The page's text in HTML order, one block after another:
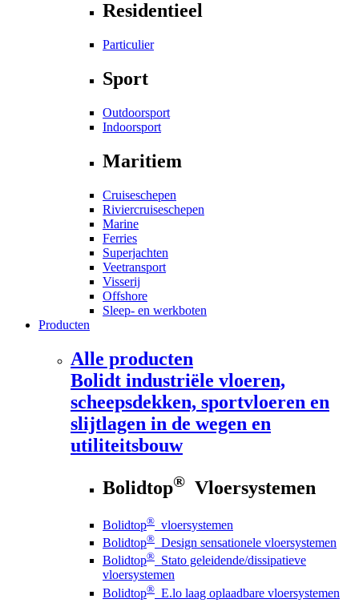
Residentieel
Particulier
Sport
Outdoorsport
Indoorsport
Maritiem
Cruiseschepen
Riviercruiseschepen
Marine
Ferries
Superjachten
Veetransport
Visserij
Offshore
Sleep- en werkboten
Producten
Alle producten
Bolidt industriële vloeren,
scheepsdekken, sportvloeren en
slijtlagen in de wegen en
utiliteitsbouw
Bolidtop® Vloersystemen
Bolidtop® vloersystemen
Bolidtop® Design sensationele vloersystemen
Bolidtop® Stato geleidende/dissipatieve
vloersystemen
Bolidtop® E.lo laag oplaadbare vloersystemen